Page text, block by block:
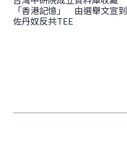
「香港記憶」 由選舉文宣到
佐丹奴反共TEE